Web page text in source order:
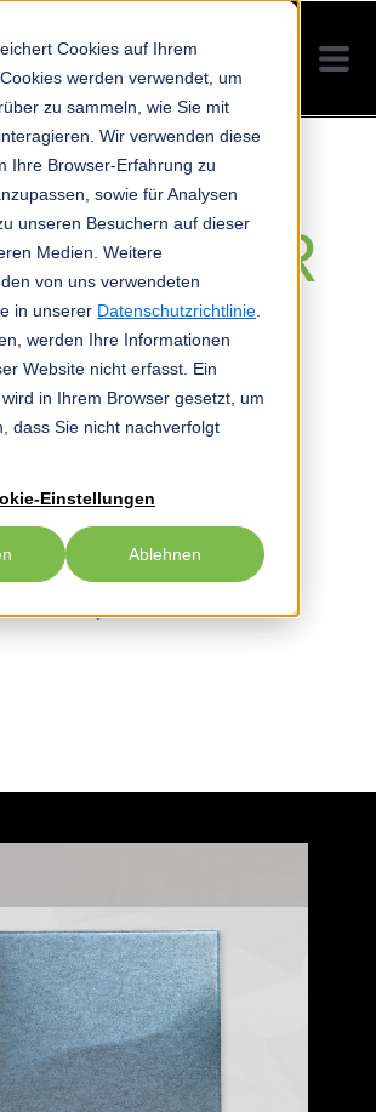
Cookies auf Ihrem
werden verwendet, um
zu sammeln, wie Sie mit
Wir verwenden diese
Ihre Browser-Erfahrung zu
sowie für Analysen
unseren Besuchern auf dieser
Medien. Weitere
von uns verwendeten
in unserer Datenschutzrichtlinie
werden Ihre Informationen
Website nicht erfasst. Ein
in Ihrem Browser gesetzt, um
dass Sie nicht nachverfolgt
Einstellungen
Ablehnen
COLOR
BLAU